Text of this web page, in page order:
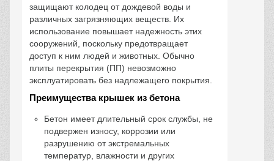
защищают колодец от дождевой воды и
различных загрязняющих веществ. Их
использование повышает надежность этих
сооружений, поскольку предотвращает
доступ к ним людей и животных. Обычно
плиты перекрытия (ПП) невозможно
эксплуатировать без надлежащего покрытия.
Преимущества крышек из бетона
Бетон имеет длительный срок службы, не
подвержен износу, коррозии или
разрушению от экстремальных
температур, влажности и других